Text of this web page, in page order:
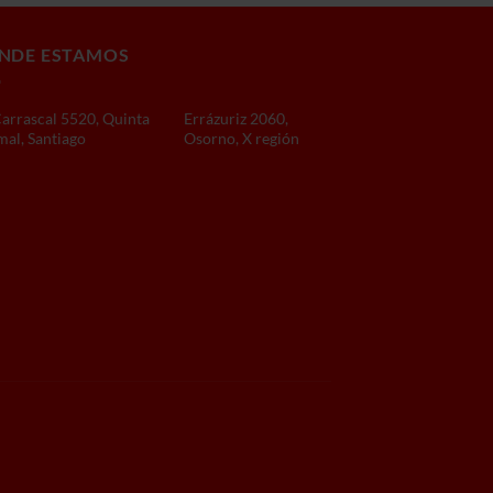
ESTAMOS
5520, Quinta
Santiago
Errázuriz 2060,
Osorno, X región